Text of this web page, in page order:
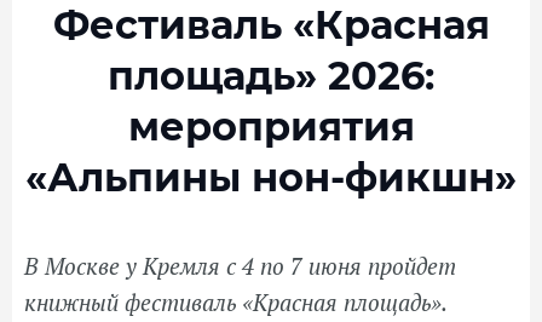
Фестиваль «Красная
площадь» 2026:
мероприятия
«Альпины нон-фикшн»
В Москве у Кремля с 4 по 7 июня пройдет
книжный фестиваль «Красная площадь».